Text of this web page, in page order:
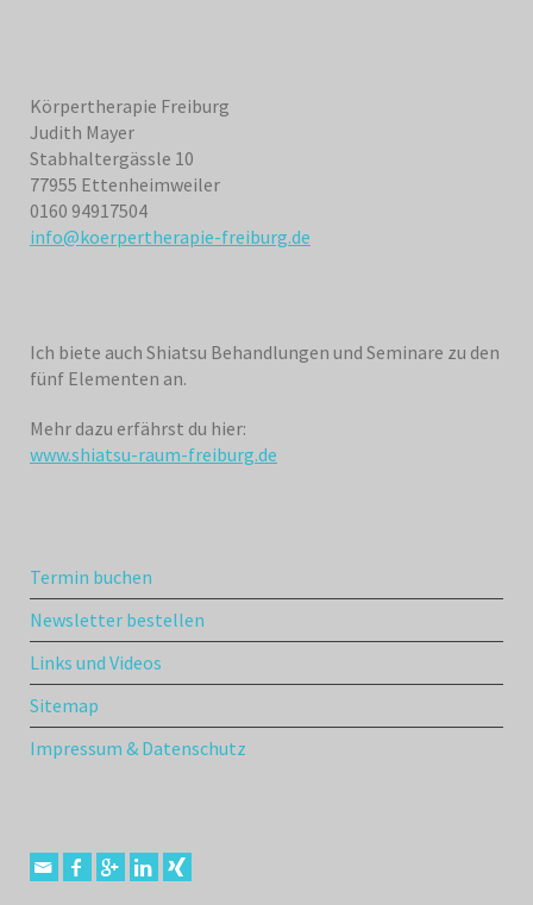
Körpertherapie Freiburg
Judith Mayer
Stabhaltergässle 10
77955 Ettenheimweiler
0160 94917504
info@koerpertherapie-freiburg.de
Ich biete auch Shiatsu Behandlungen und Seminare zu den
fünf Elementen an.
Mehr dazu erfährst du hier:
www.shiatsu-raum-freiburg.de
Termin buchen
Newsletter bestellen
Links und Videos
Sitemap
Impressum & Datenschutz